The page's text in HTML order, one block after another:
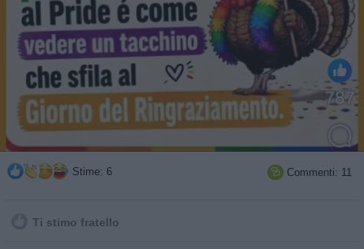
Stime: 6  Commenti: 11
Ti stimo fratello